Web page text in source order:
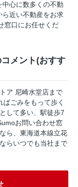
心に数多くの不動
ら近い不動産をお求
窓口にお任せくだ
メント(おすす
ア 尼崎水堂店まで
ごみをもって歩く
して多い、駅徒歩7
お問い合わせ窓
ら、東海道本線立花
らいつでも当社まで